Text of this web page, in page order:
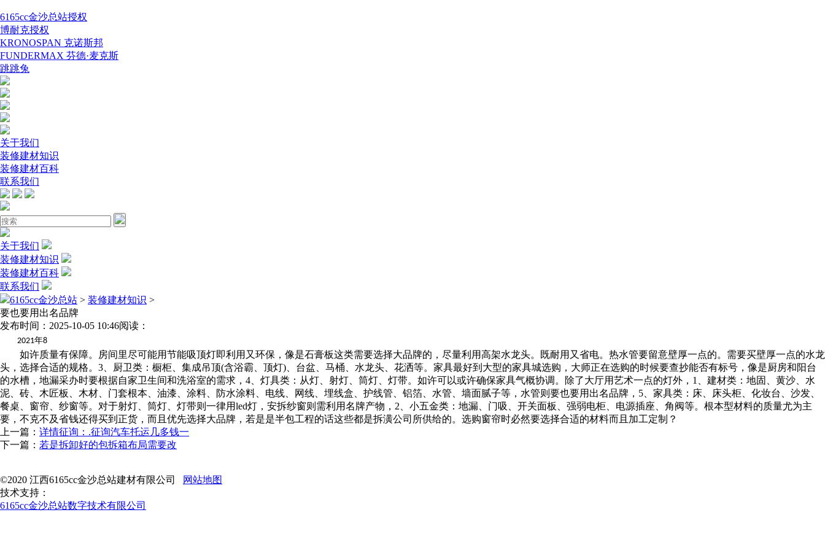
6165cc金沙总站授权
博耐克授权
KRONOSPAN 克诺斯邦
FUNDERMAX 芬德·麦克斯
跳跳兔
关于我们
装修建材知识
装修建材百科
联系我们
关于我们
装修建材知识
装修建材百科
联系我们
6165cc金沙总站 > 装修建材知识 >
要也要用出名品牌
发布时间：2025-10-05 10:46阅读：
2021年8
如许质量有保障。房间里尽可能用节能吸顶灯即利用又环保，像是石膏板这类需要选择大品牌的，尽量利用高架水龙头。既耐用又省电。热水管要留意壁厚一点的。需要买壁厚一点的水龙
头，选择合适的规格。3、厨卫类：橱柜、集成吊顶(含浴霸、顶灯)、台盆、马桶、水龙头、花洒等。家具最好到大型的家具城选购，大师正在选购的时候要查抄能否有标号，像是厨房和阳台
的水槽，地漏采办时要根据自家卫生间和洗浴室的需求，4、灯具类：从灯、射灯、筒灯、灯带。如许可以或许确保家具气概协调。除了大厅用艺术一点的灯外，1、建材类：地固、黄沙、水
泥、砖、木匠板、木材、门套根本、油漆、涂料、防水涂料、电线、网线、埋线盒、护线管、铝箔、水管、墙面腻子等，水管则要也要用出名品牌，5、家具类：床、床头柜、化妆台、沙发、
餐桌、窗帘、纱窗等。对于射灯、筒灯、灯带则一律用led灯，安拆纱窗则需利用名牌产物，2、小五金类：地漏、门吸、开关面板、强弱电柜、电源插座、角阀等。根本型材料的质量尤为主
要，不克不及省钱还得买到正货，而且优先选择大品牌，若是是半包工程的话这些都是拆潢公司所供给的。选购窗帘时必然要选择合适的材料而且加工定制？
上一篇： 详情征询：.征询汽车托运几多钱一
下一篇： 若是拆卸好的包拆箱布局需要改
©2020 江西6165cc金沙总站建材有限公司
网站地图
技术支持：
6165cc金沙总站数字技术有限公司